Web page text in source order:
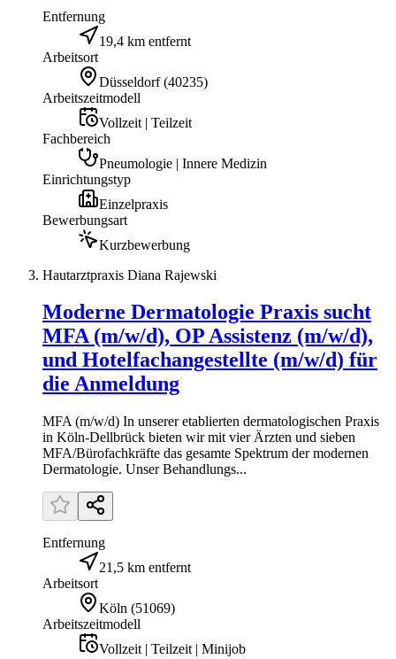
Entfernung
19,4 km entfernt
Arbeitsort
Düsseldorf (40235)
Arbeitszeitmodell
Vollzeit | Teilzeit
Fachbereich
Pneumologie | Innere Medizin
Einrichtungstyp
Einzelpraxis
Bewerbungsart
Kurzbewerbung
Hautarztpraxis Diana Rajewski
Moderne Dermatologie Praxis sucht
MFA (m/w/d), OP Assistenz (m/w/d),
und Hotelfachangestellte (m/w/d) für
die Anmeldung
MFA (m/w/d) In unserer etablierten dermatologischen Praxis
in Köln-Dellbrück bieten wir mit vier Ärzten und sieben
MFA/Bürofachkräfte das gesamte Spektrum der modernen
Dermatologie. Unser Behandlungs...
Entfernung
21,5 km entfernt
Arbeitsort
Köln (51069)
Arbeitszeitmodell
Vollzeit | Teilzeit | Minijob